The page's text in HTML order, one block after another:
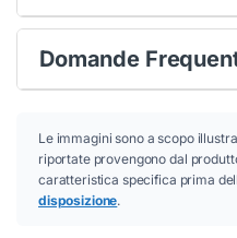
Domande
Le immagini sono a scopo
riportate provengono dal
caratteristica specifica prima
disposizione.